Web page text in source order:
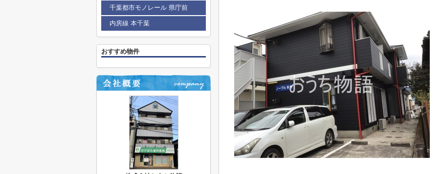
千葉都市モノレール 県庁前
内房線 本千葉
おすすめ物件